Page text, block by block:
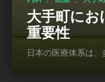
大手町にお
重要性
日本の医療体系は、